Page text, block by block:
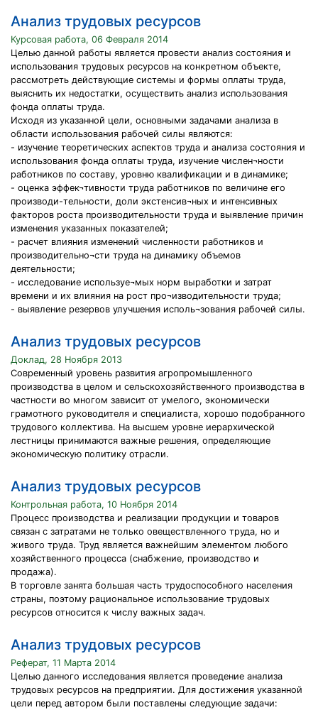
Анализ трудовых ресурсов
Курсовая работа, 06 Февраля 2014
Целью данной работы является провести анализ состояния и
использования трудовых ресурсов на конкретном объекте,
рассмотреть действующие системы и формы оплаты труда,
выяснить их недостатки, осуществить анализ использования
фонда оплаты труда.
Исходя из указанной цели, основными задачами анализа в
области использования рабочей силы являются:
- изучение теоретических аспектов труда и анализа состояния и
использования фонда оплаты труда, изучение числен¬ности
работников по составу, уровню квалификации и в динамике;
- оценка эффек¬тивности труда работников по величине его
производи-тельности, доли экстенсив¬ных и интенсивных
факторов роста производительности труда и выявление причин
изменения указанных показателей;
- расчет влияния изменений численности работников и
производительно¬сти труда на динамику объемов
деятельности;
- исследование используе¬мых норм выработки и затрат
времени и их влияния на рост про¬изводительности труда;
- выявление резервов улучшения исполь¬зования рабочей силы.
Анализ трудовых ресурсов
Доклад, 28 Ноября 2013
Современный уровень развития агропромышленного
производства в целом и сельскохозяйственного производства в
частности во многом зависит от умелого, экономически
грамотного руководителя и специалиста, хорошо подобранного
трудового коллектива. На высшем уровне иерархической
лестницы принимаются важные решения, определяющие
экономическую политику отрасли.
Анализ трудовых ресурсов
Контрольная работа, 10 Ноября 2014
Процесс производства и реализации продукции и товаров
связан с затратами не только овеществленного труда, но и
живого труда. Труд является важнейшим элементом любого
хозяйственного процесса (снабжение, производство и
продажа).
В торговле занята большая часть трудоспособного населения
страны, поэтому рациональное использование трудовых
ресурсов относится к числу важных задач.
Анализ трудовых ресурсов
Реферат, 11 Марта 2014
Целью данного исследования является проведение анализа
трудовых ресурсов на предприятии. Для достижения указанной
цели перед автором были поставлены следующие задачи: